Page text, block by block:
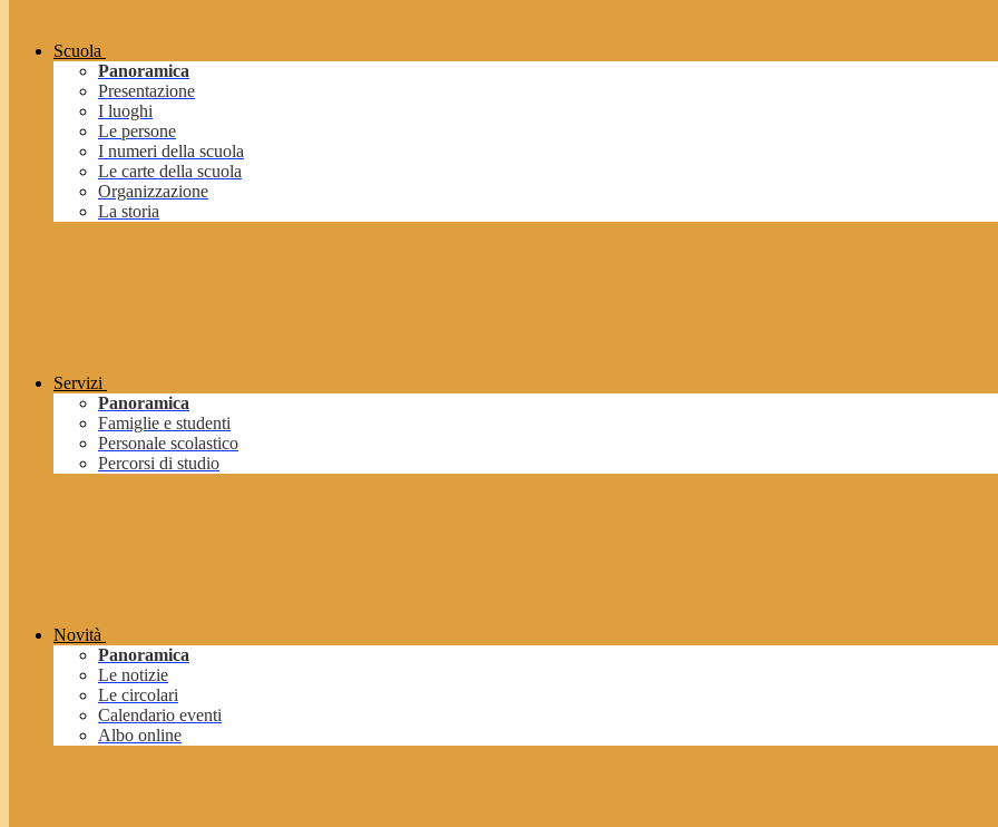
Scuola
Panoramica
Presentazione
I luoghi
Le persone
I numeri della scuola
Le carte della scuola
Organizzazione
La storia
Servizi
Panoramica
Famiglie e studenti
Personale scolastico
Percorsi di studio
Novità
Panoramica
Le notizie
Le circolari
Calendario eventi
Albo online